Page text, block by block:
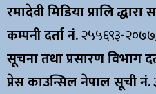
रमादेवी मिडिया प्रालि द्धारा
कम्पनी दर्ता नं.२५५६९३-
सूचना तथा प्रसारण विभाग
प्रेस काउन्सिल नेपाल सूची नं.